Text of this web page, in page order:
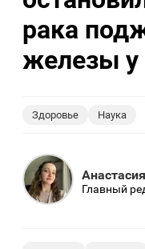
рака
железы у
Здоровье Наука
Главный